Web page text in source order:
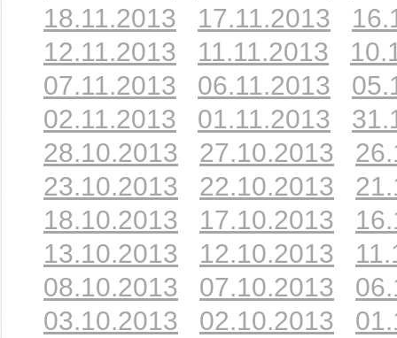
18.11.2013
17.11.2013
12.11.2013
11.11.2013
07.11.2013
06.11.2013
02.11.2013
01.11.2013
28.10.2013
27.10.2013
23.10.2013
22.10.2013
18.10.2013
17.10.2013
13.10.2013
12.10.2013
08.10.2013
07.10.2013
03.10.2013
02.10.2013